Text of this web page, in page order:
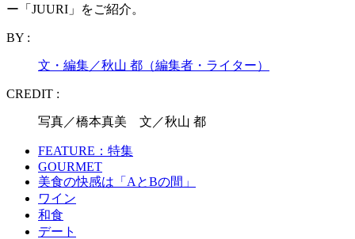
ー「JUURI」をご紹介。
BY :
文・編集／秋山 都（編集者・ライター）
CREDIT :
写真／橋本真美 文／秋山 都
FEATURE：特集
GOURMET
美食の快感は「AとBの間」
ワイン
和食
デート